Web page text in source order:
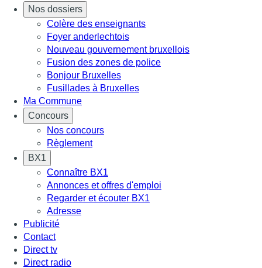
Nos dossiers
Colère des enseignants
Foyer anderlechtois
Nouveau gouvernement bruxellois
Fusion des zones de police
Bonjour Bruxelles
Fusillades à Bruxelles
Ma Commune
Concours
Nos concours
Règlement
BX1
Connaître BX1
Annonces et offres d'emploi
Regarder et écouter BX1
Adresse
Publicité
Contact
Direct tv
Direct radio